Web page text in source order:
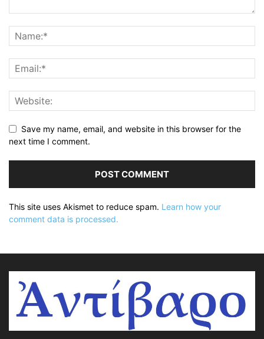
Save my name, email, and website in this browser for the
next time I comment.
This site uses Akismet to reduce spam. Learn how your
comment data is processed.